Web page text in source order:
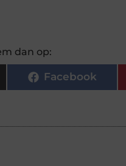
dan op:
Facebook